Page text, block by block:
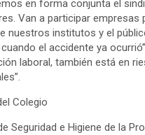
en forma conjunta el
Van a participar
nuestros institutos y el
el accidente ya
laboral, también está en
Colegio
Seguridad e Higiene de la